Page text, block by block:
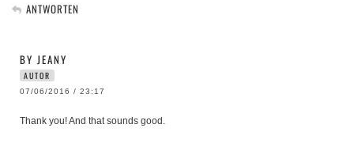
ANTWORTEN
BY JEANY
AUTOR
07/06/2016 / 23:17
Thank you! And that sounds good.